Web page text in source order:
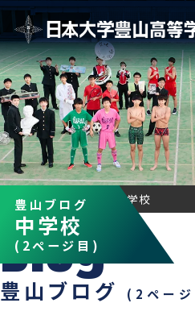
校長あいさつ
教育目標
スクール・ミッション
沿革・校歌
独自の教育システム
グローバル教育
教科の特長
豊山ブログ
中学校
(2ページ目)
HOME 対象者 中学校
豊山ブログ (2ペー